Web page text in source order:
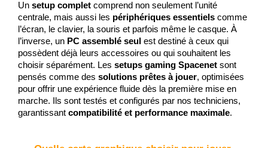
Un setup complet comprend non seulement l’unité
centrale, mais aussi les périphériques essentiels comme
l’écran, le clavier, la souris et parfois même le casque. À
l’inverse, un PC assemblé seul est destiné à ceux qui
possèdent déjà leurs accessoires ou qui souhaitent les
choisir séparément. Les setups gaming Spacenet sont
pensés comme des solutions prêtes à jouer, optimisées
pour offrir une expérience fluide dès la première mise en
marche. Ils sont testés et configurés par nos techniciens,
garantissant compatibilité et performance maximale.